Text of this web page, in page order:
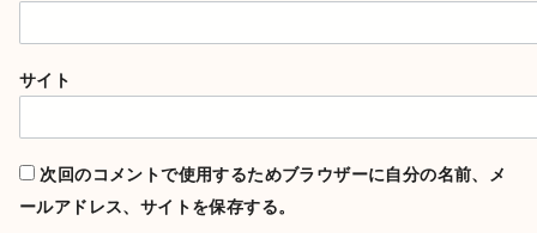
サイト
次回のコメントで使用するためブラウザーに自分の名前、メ
ールアドレス、サイトを保存する。